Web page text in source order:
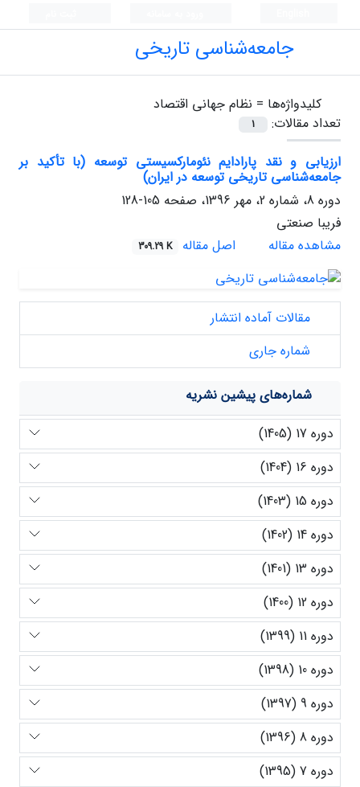
جامعه‌شناسی تاریخی
کلیدواژه‌ها = نظام جهانی اقتصاد
تعداد مقالات:
1
ارزیابی و نقد پارادایم نئومارکسیستی توسعه (با تأکید بر
جامعه‌شناسی تاریخی توسعه در ایران)
دوره 8، شماره 2، مهر 1396، صفحه
105-128
فریبا صنعتی
مشاهده مقاله
اصل مقاله 309.29 K
مقالات آماده انتشار
شماره جاری
شماره‌های پیشین نشریه
دوره 17 (1405)
دوره 16 (1404)
دوره 15 (1403)
دوره 14 (1402)
دوره 13 (1401)
دوره 12 (1400)
دوره 11 (1399)
دوره 10 (1398)
دوره 9 (1397)
دوره 8 (1396)
دوره 7 (1395)